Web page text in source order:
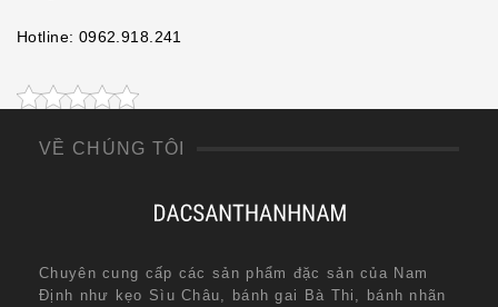
Hotline: 0962.918.241
VỀ CHÚNG TÔI
Chuyên cung cấp các sản phẩm đặc sản của Nam
Định như kẹo Sìu Châu, bánh gai Bà Thi, bánh nhãn